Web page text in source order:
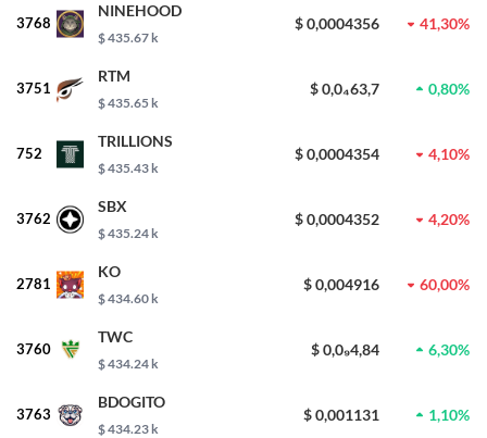
3768
NINEHOOD
$ 435.67 k
$ 0,0004356 41,30%
3751
RTM
$ 435.65 k
$ 0,0₄63,7 0,80%
752
TRILLIONS
$ 435.43 k
$ 0,0004354 4,10%
3762
SBX
$ 435.24 k
$ 0,0004352 4,20%
2781
KO
$ 434.60 k
$ 0,004916 60,00%
3760
TWC
$ 434.24 k
$ 0,0₉4,84 6,30%
3763
BDOGITO
$ 434.23 k
$ 0,001131 1,10%